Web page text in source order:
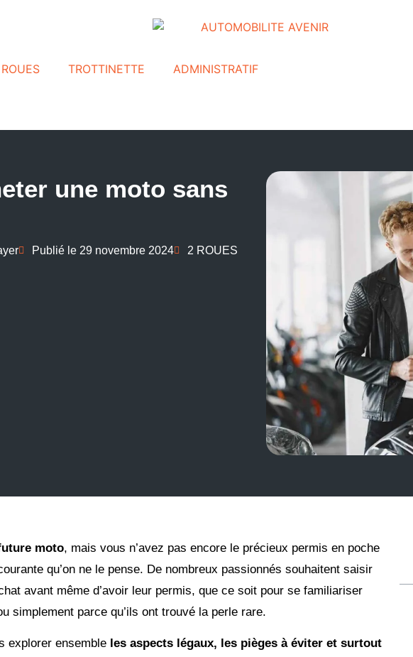
TROTTINETTE ADMINISTRATIF
une moto sans
Publié le 29 novembre 2024 2 ROUES
moto, mais vous n’avez pas encore le précieux permis en poche
qu’on ne le pense. De nombreux passionnés souhaitent saisir
avant même d’avoir leur permis, que ce soit pour se familiariser
simplement parce qu’ils ont trouvé la perle rare.
explorer ensemble les aspects légaux, les pièges à éviter et surtout